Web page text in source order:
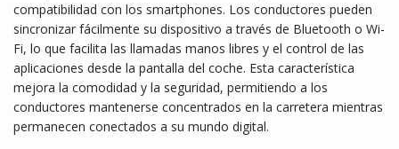
compatibilidad con los smartphones. Los conductores pueden
sincronizar fácilmente su dispositivo a través de Bluetooth o Wi-
Fi, lo que facilita las llamadas manos libres y el control de las
aplicaciones desde la pantalla del coche. Esta característica
mejora la comodidad y la seguridad, permitiendo a los
conductores mantenerse concentrados en la carretera mientras
permanecen conectados a su mundo digital.